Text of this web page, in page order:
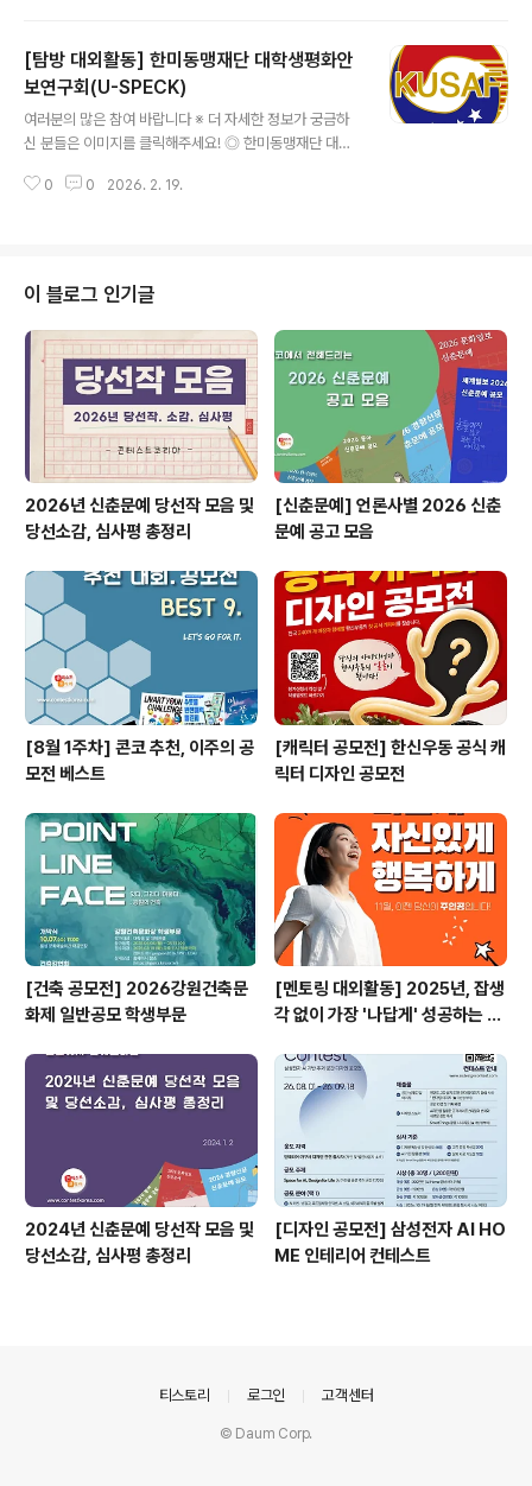
산인 자 제외· 만 19세 이상 (법적 보호자(법정대리인) 동반
시 만 19세 미만 참여 가능, 가족관계증명서 첨부)· 여행 기
간 중 1일 1건 이상 온라인 홍보(SNS 활동) 가능한 자 SN
S 인플루언서 우대 ◎ 지원내용· 숙박비1일 8만 원 한도
울산광역시 등..
[탐방 대외활동] 한미동맹재단 대학생평화안
보연구회(U-SPECK)
여러분의 많은 참여 바랍니다 ※ 더 자세한 정보가 궁금하
신 분들은 이미지를 클릭해주세요! ◎ 한미동맹재단 대학
s for Peace and Security in Korea, 유스펙)은한반도
전의 정신을 기반으로 전문가의 강연으로 학문적 소양을
기르고 동맹, 평화, 안보 관련 논문 발표, 안보현장 탐방 등
을 통해 안보관련 식견을 넓히고 경험을 갖는 기회를 제공
합니다. ◎ 모집대상평화・안보에 관심 있는 전국 대학생
및 대학원생 (재・휴학 무관) OO명 ◎ 우대사항1. 외교,
안보, ..
0 0 2026. 2. 19.
이 블로그 인기글
2026년 신춘문예 당선작 모음 및
당선소감, 심사평 총정리
[신춘문예] 언론사별 2026 신춘
문예 공고 모음
[8월 1주차] 콘코 추천, 이주의 공
모전 베스트
[캐릭터 공모전] 한신우동 공식 캐
릭터 디자인 공모전
[건축 공모전] 2026강원건축문
화제 일반공모 학생부문
[멘토링 대외활동] 2025년, 잡생
각 없이 가장 '나답게' 성공하는 법
2024년 신춘문예 당선작 모음 및
당선소감, 심사평 총정리
[디자인 공모전] 삼성전자 AI HO
ME 인테리어 컨테스트
티스토리 로그인 고객센터
© Daum Corp.